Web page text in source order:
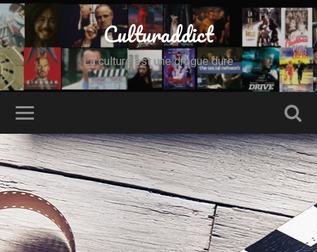
Culturaddict
La culture est une drogue dure